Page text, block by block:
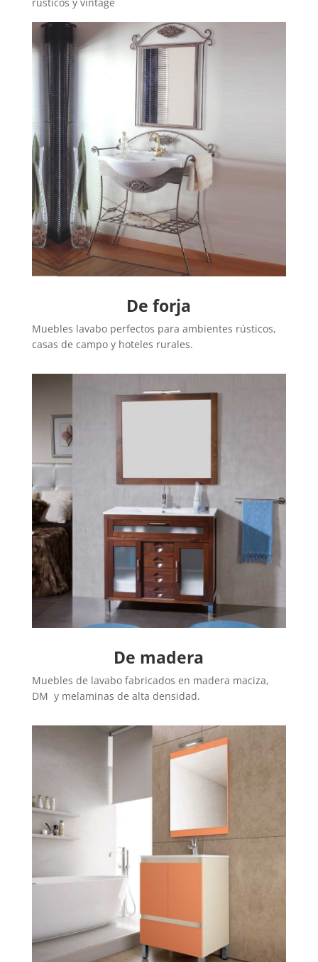
De forja
Muebles lavabo perfectos para ambientes rústicos,
casas de campo y hoteles rurales.
De madera
Muebles de lavabo fabricados en madera maciza,
DM y melaminas de alta densidad.